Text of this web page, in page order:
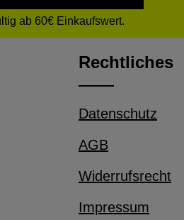
ab 60€ Einkaufswert.
Rechtliches
Datenschutz
AGB
Widerrufsrecht
Impressum